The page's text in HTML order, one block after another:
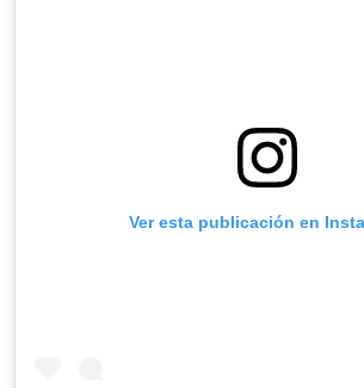
Ver esta publicación en